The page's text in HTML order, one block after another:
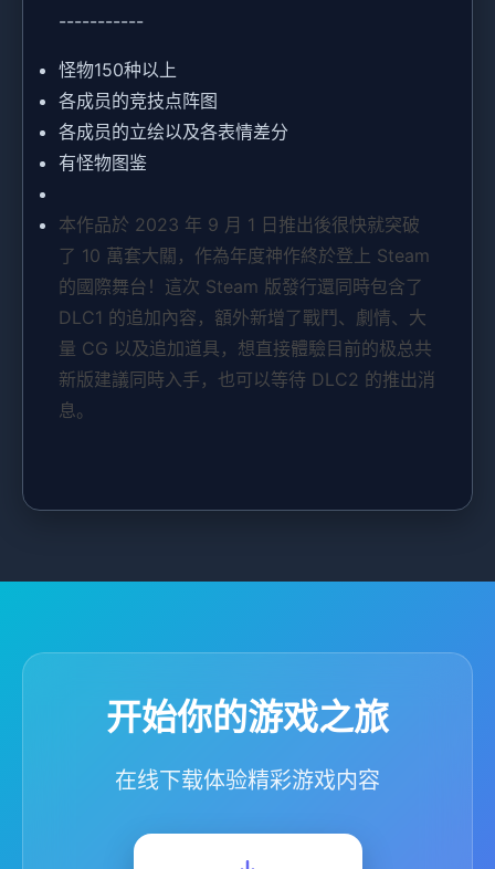
-----------
怪物150种以上
各成员的竞技点阵图
各成员的立绘以及各表情差分
有怪物图鉴
本作品於 2023 年 9 月 1 日推出後很快就突破
了 10 萬套大關，作為年度神作終於登上 Steam
的國際舞台！這次 Steam 版發行還同時包含了
DLC1 的追加內容，額外新增了戰鬥、劇情、大
量 CG 以及追加道具，想直接體驗目前的极总共
新版建議同時入手，也可以等待 DLC2 的推出消
息。
开始你的游戏之旅
在线下载体验精彩游戏内容